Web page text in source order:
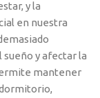
y la
en nuestra
y afectar la
mantener